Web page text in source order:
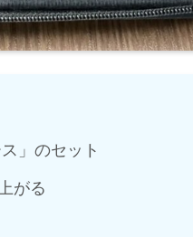
」のセット
がる